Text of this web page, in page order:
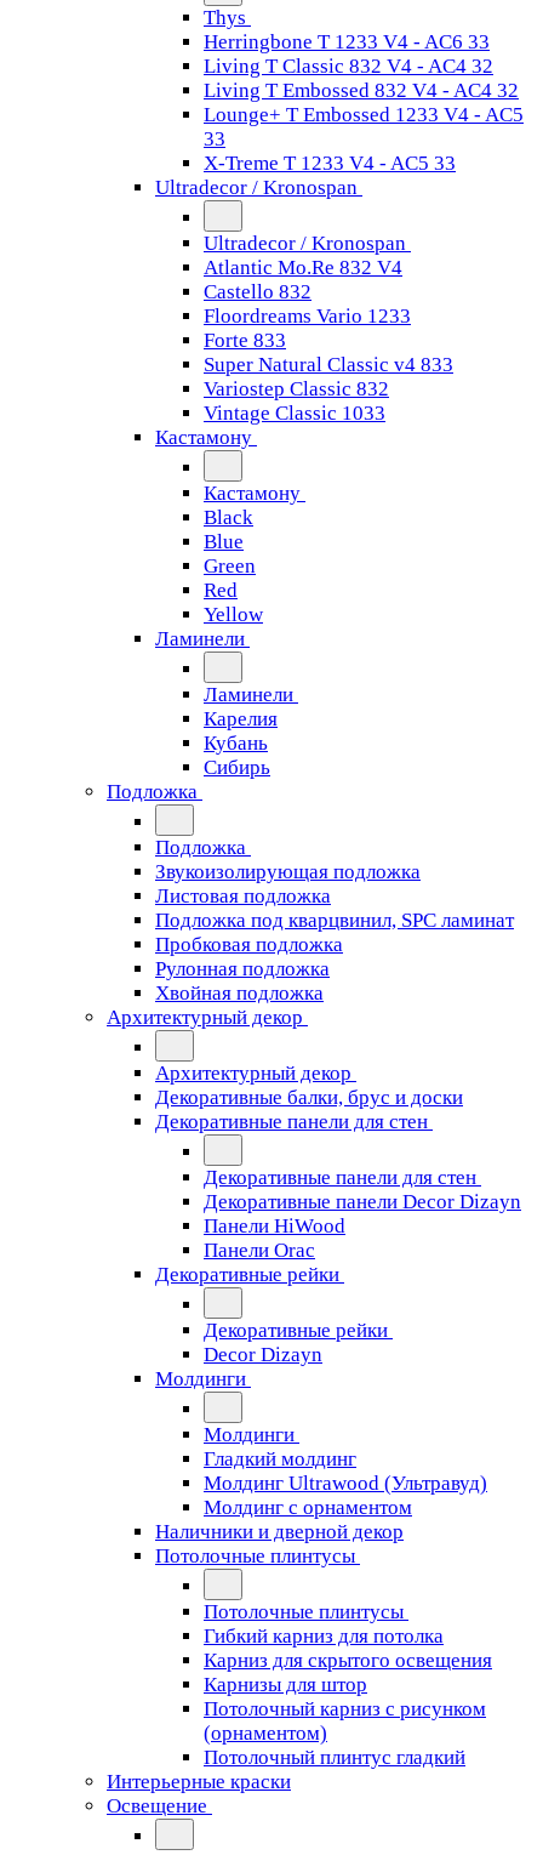
Thys
Herringbone T 1233 V4 - AC6 33
Living T Classic 832 V4 - AC4 32
Living T Embossed 832 V4 - AC4 32
Lounge+ T Embossed 1233 V4 - AC5
33
X-Treme T 1233 V4 - AC5 33
Ultradecor / Kronospan
Ultradecor / Kronospan
Atlantic Mo.Re 832 V4
Castello 832
Floordreams Vario 1233
Forte 833
Super Natural Classic v4 833
Variostep Classic 832
Vintage Classic 1033
Кастамону
Кастамону
Black
Blue
Green
Red
Yellow
Ламинели
Ламинели
Карелия
Кубань
Сибирь
Подложка
Подложка
Звукоизолирующая подложка
Листовая подложка
Подложка под кварцвинил, SPC ламинат
Пробковая подложка
Рулонная подложка
Хвойная подложка
Архитектурный декор
Архитектурный декор
Декоративные балки, брус и доски
Декоративные панели для стен
Декоративные панели для стен
Декоративные панели Decor Dizayn
Панели HiWood
Панели Orac
Декоративные рейки
Декоративные рейки
Decor Dizayn
Молдинги
Молдинги
Гладкий молдинг
Молдинг Ultrawood (Ультравуд)
Молдинг с орнаментом
Наличники и дверной декор
Потолочные плинтусы
Потолочные плинтусы
Гибкий карниз для потолка
Карниз для скрытого освещения
Карнизы для штор
Потолочный карниз с рисунком
(орнаментом)
Потолочный плинтус гладкий
Интерьерные краски
Освещение